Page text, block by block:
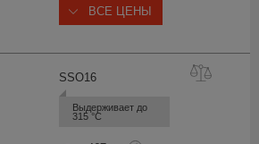
ВСЕ ЦЕНЫ
SSO16
Выдерживает до
315 °С